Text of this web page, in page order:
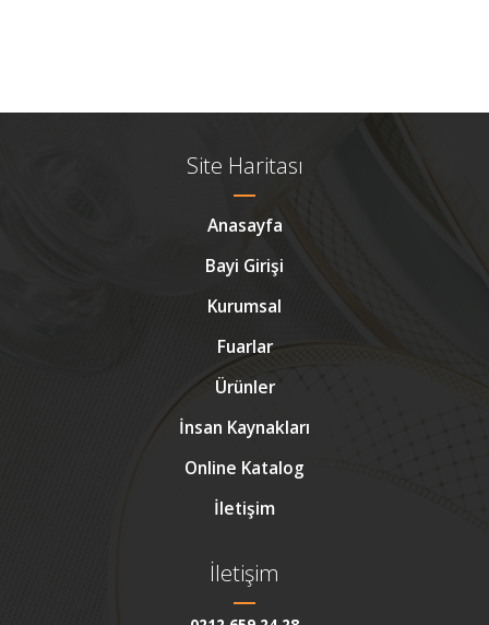
Site Haritası
Anasayfa
Bayi Girişi
Kurumsal
Fuarlar
Ürünler
İnsan Kaynakları
Online Katalog
İletişim
İletişim